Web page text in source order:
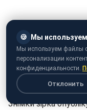
Популярна 36-річна
з фанами фото, де
Знімки зірка
🍪 Мы
Мы используем файлы
персонализации
конфиденциальности.
Отклонить